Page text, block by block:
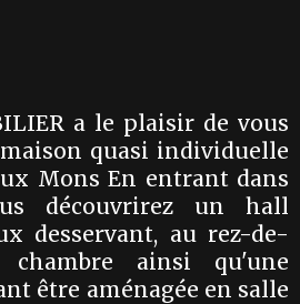
a le plaisir de vous
quasi individuelle
Mons En entrant dans
découvrirez un hall
desservant, au rez-de-
chambre ainsi qu'une
être aménagée en salle